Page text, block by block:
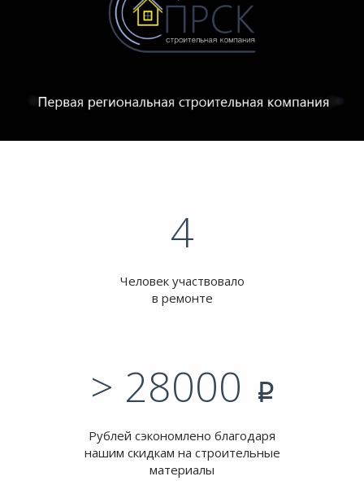
4
Человек участвовало
в ремонте
> 28000 p
Рублей сэкономлено благодаря
нашим скидкам на строительные
материалы